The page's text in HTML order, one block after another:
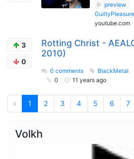
preview
GuiltyPleasure
youtube.com
3
0
Rotting Christ -
2010)
0 comments BlackMetal
0
11 years ago
‹ 1 2 3 4 5 6 7
Volkh